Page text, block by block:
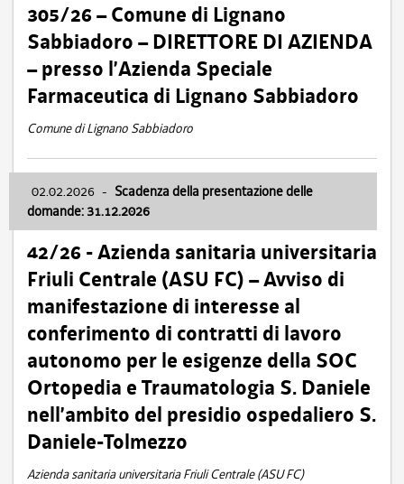
305/26 – Comune di Lignano
Sabbiadoro – DIRETTORE DI AZIENDA
– presso l’Azienda Speciale
Farmaceutica di Lignano Sabbiadoro
Comune di Lignano Sabbiadoro
02.02.2026 - Scadenza della presentazione delle
domande: 31.12.2026
42/26 - Azienda sanitaria universitaria
Friuli Centrale (ASU FC) – Avviso di
manifestazione di interesse al
conferimento di contratti di lavoro
autonomo per le esigenze della SOC
Ortopedia e Traumatologia S. Daniele
nell’ambito del presidio ospedaliero S.
Daniele-Tolmezzo
Azienda sanitaria universitaria Friuli Centrale (ASU FC)